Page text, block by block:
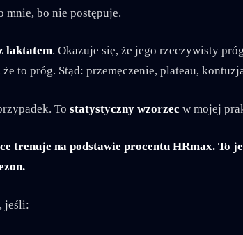
mnie, bo nie postępuje.
laktatem. Okazuje się, że jego rzeczywisty
że to próg. Stąd: przemęczenie, plateau,
To statystyczny wzorzec w mojej
trenuje na podstawie procentu HRmax. To
jeśli: